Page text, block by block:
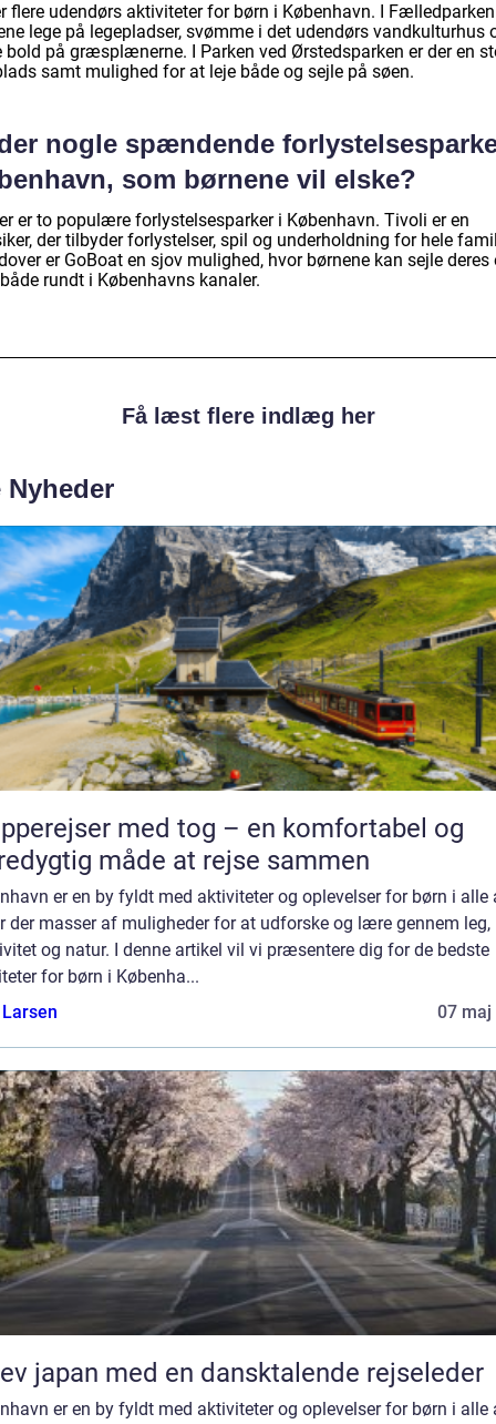
flere udendørs aktiviteter for børn i København. I
lege på legepladser, svømme i det udendørs vandkulturhus
bold på græsplænerne. I Parken ved Ørstedsparken er der en
samt mulighed for at leje både og sejle på søen.
nogle spændende
som børnene vil elske?
er to populære forlystelsesparker i København. Tivoli er en
der tilbyder forlystelser, spil og underholdning for hele
er GoBoat en sjov mulighed, hvor børnene kan sejle deres
rundt i Københavns kanaler.
Få læst flere indlæg her
Nyheder
med tog – en komfortabel og
måde at rejse sammen
er en by fyldt med aktiviteter og oplevelser for børn i alle
der masser af muligheder for at udforske og lære gennem leg,
og natur. I denne artikel vil vi præsentere dig for de bedste
for børn i Københa...
07 maj
japan med en dansktalende rejseleder
er en by fyldt med aktiviteter og oplevelser for børn i alle